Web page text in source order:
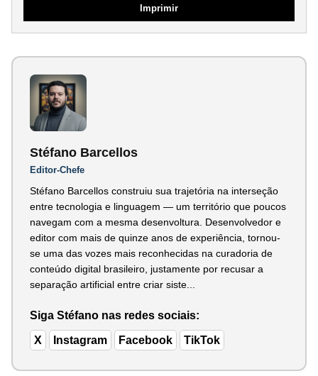
Imprimir
Stéfano Barcellos
Editor-Chefe
Stéfano Barcellos construiu sua trajetória na interseção
entre tecnologia e linguagem — um território que poucos
navegam com a mesma desenvoltura. Desenvolvedor e
editor com mais de quinze anos de experiência, tornou-
se uma das vozes mais reconhecidas na curadoria de
conteúdo digital brasileiro, justamente por recusar a
separação artificial entre criar siste...
Siga Stéfano nas redes sociais:
X Instagram Facebook TikTok